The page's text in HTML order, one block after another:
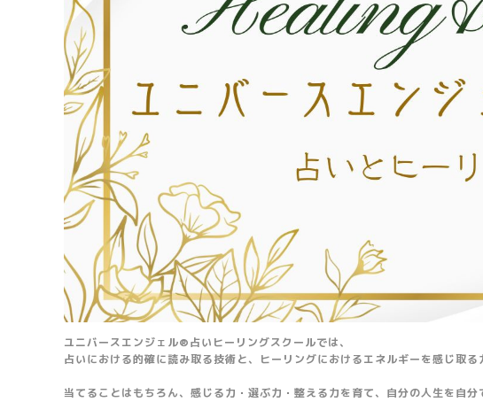
ユニバースエンジェル®占いヒーリングスクールでは、
占いにおける的確に読み取る技術と、ヒーリングにおけるエネルギーを感じ取る
当てることはもちろん、感じる力・選ぶ力・整える力を育て、自分の人生を自